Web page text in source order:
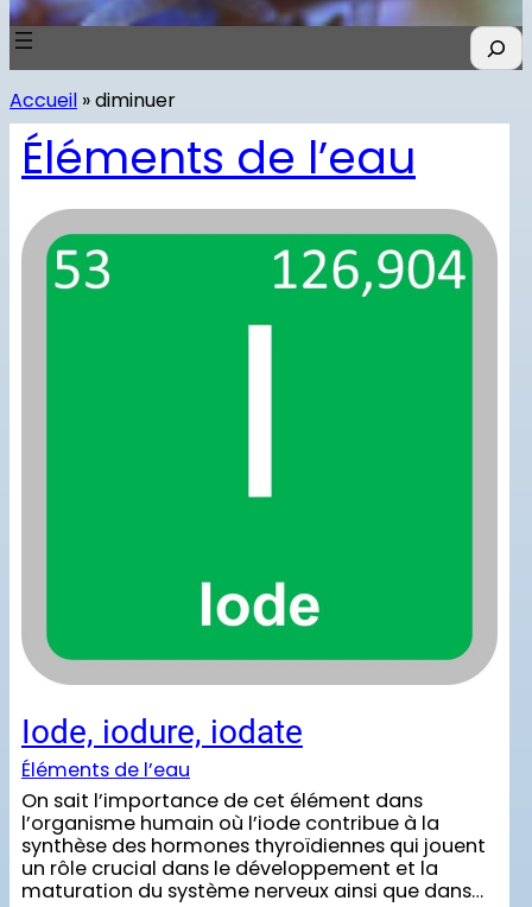
R
e
e
e
r
Accueil »diminuer
Éléments de l’eau
Iode, iodure, iodate
Éléments de l’eau
On sait l’importance de cet élément dans
l’organisme humain où l’iode contribue à la
synthèse des hormones thyroïdiennes qui jouent
un rôle crucial dans le développement et la
maturation du système nerveux ainsi que dans…